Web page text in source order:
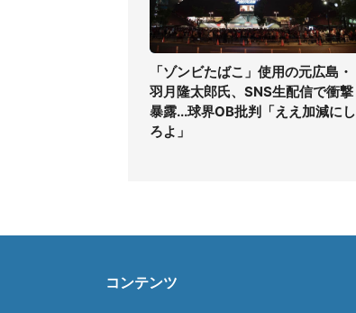
「ゾンビたばこ」使用の元広島・
羽月隆太郎氏、SNS生配信で衝撃
暴露...球界OB批判「ええ加減にし
ろよ」
コンテンツ